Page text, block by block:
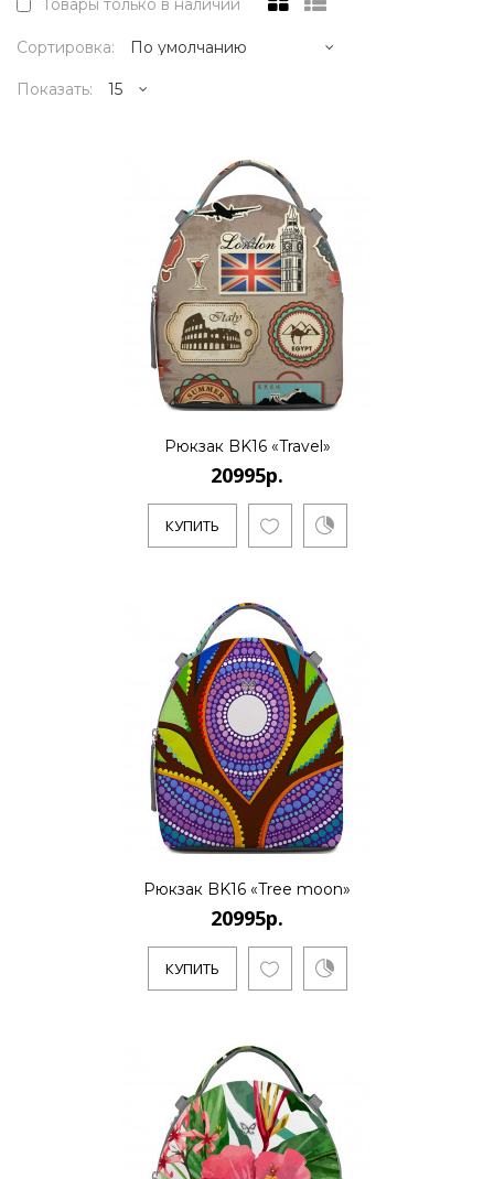
Товары только в наличии
Сортировка:
Показать:
20995р.
..
КУПИТЬ
..
20995р.
..
КУПИТЬ
20995р.
КУПИТЬ
Рюкзак BK16 «Travel»
20995р.
КУПИТЬ
Рюкзак BK16 «Tree moon»
20995р.
КУПИТЬ